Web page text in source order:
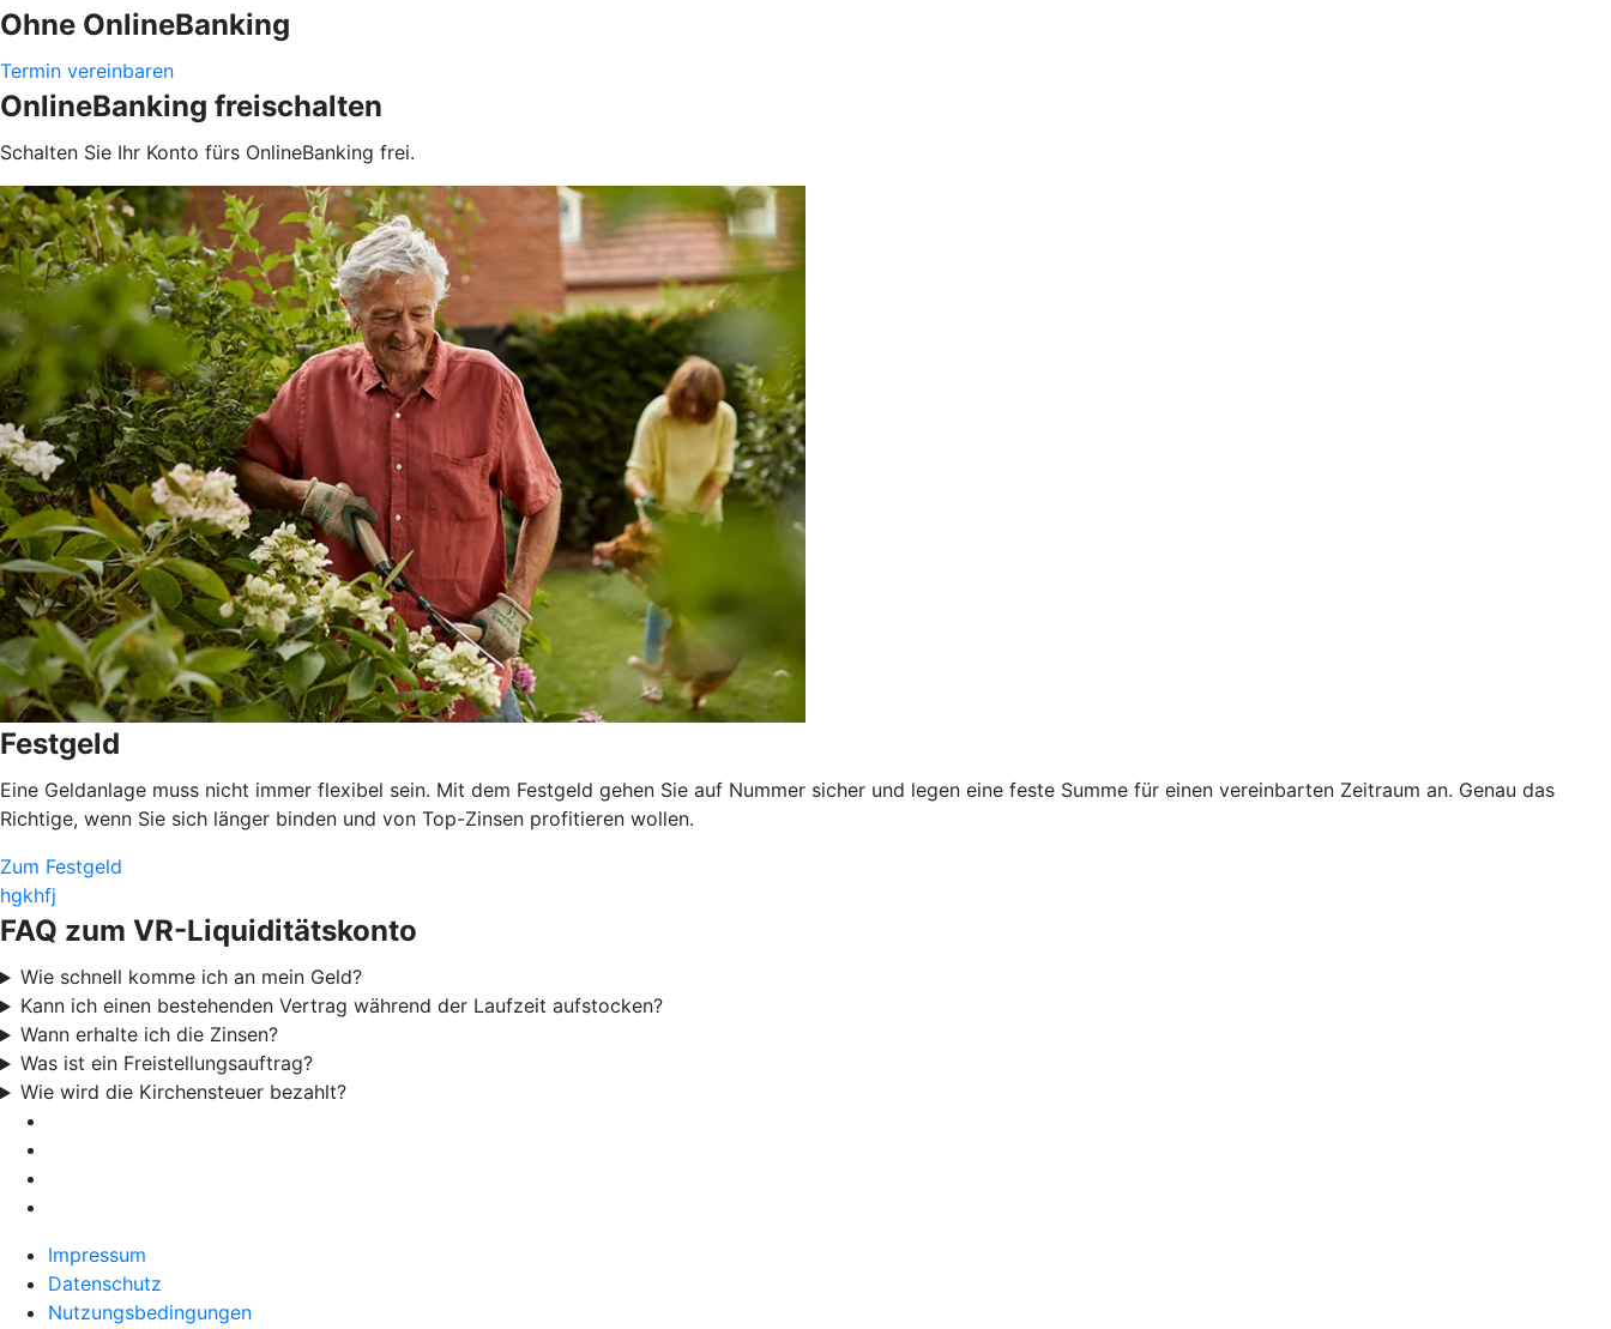
Ohne OnlineBanking
Termin vereinbaren
OnlineBanking freischalten
Schalten Sie Ihr Konto fürs OnlineBanking frei.
Festgeld
Eine Geldanlage muss nicht immer flexibel sein. Mit dem Festgeld gehen Sie auf Nummer sicher und legen eine feste Summe für einen vereinbarten Zeitraum an. Genau das
Richtige, wenn Sie sich länger binden und von Top-Zinsen profitieren wollen.
Zum Festgeld
hgkhfj
FAQ zum VR-Liquiditätskonto
Wie schnell komme ich an mein Geld?
Kann ich einen bestehenden Vertrag während der Laufzeit aufstocken?
Wann erhalte ich die Zinsen?
Was ist ein Freistellungsauftrag?
Wie wird die Kirchensteuer bezahlt?
Impressum
Datenschutz
Nutzungsbedingungen